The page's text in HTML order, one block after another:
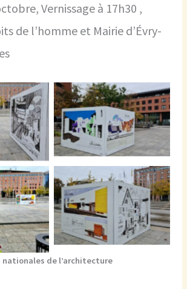
Vernissage à 17h30 ,
de l’homme et Mairie d’Évry-
» Expo « Ville à dessein »
» Expo « Ville à dessein » Evry
nationales de l’architecture